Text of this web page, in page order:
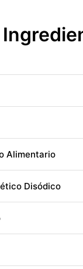
Alimentario
Disódico